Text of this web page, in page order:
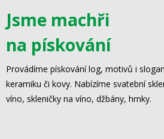
Jsme machři
na pískování
Provádíme pískování log, motivů i
keramiku či kovy. Nabízíme svatební
víno, skleničky na víno, džbány, hrnky.